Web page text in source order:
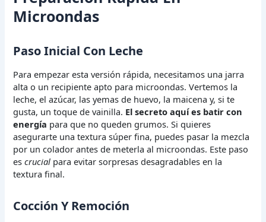
Microondas
Paso Inicial Con Leche
Para empezar esta versión rápida, necesitamos una jarra
alta o un recipiente apto para microondas. Vertemos la
leche, el azúcar, las yemas de huevo, la maicena y, si te
gusta, un toque de vainilla. El secreto aquí es batir con
energía para que no queden grumos. Si quieres
asegurarte una textura súper fina, puedes pasar la mezcla
por un colador antes de meterla al microondas. Este paso
escrucial para evitar sorpresas desagradables en la
textura final.
Cocción Y Remoción